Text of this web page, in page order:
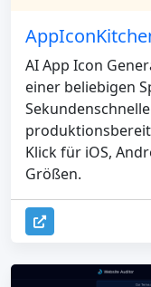
AI App Icon
einer beliebigen
Klick für iOS,
Größen.